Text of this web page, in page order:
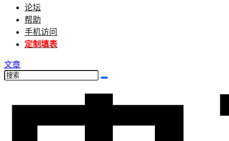
论坛
帮助
手机访问
定制填表
文章